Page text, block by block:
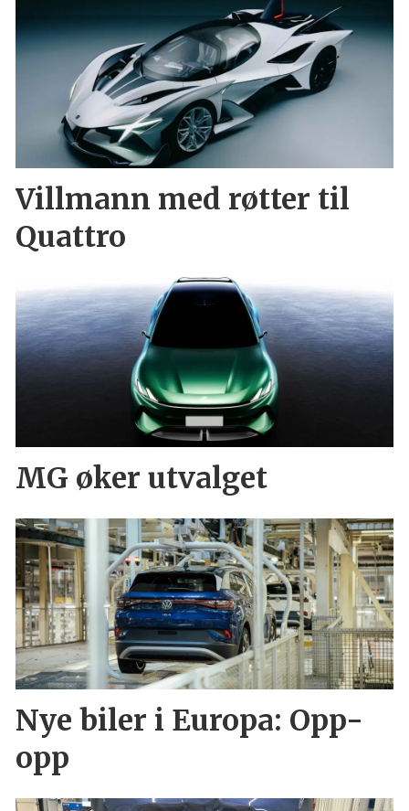
Villmann med røtter til
Quattro
MG øker utvalget
Nye biler i Europa: Opp-
opp